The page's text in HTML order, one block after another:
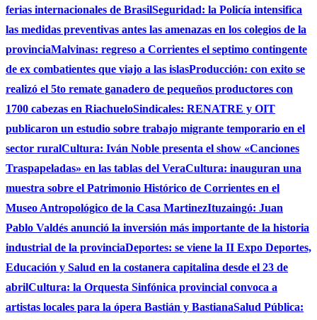
ferias internacionales de BrasilSeguridad: la Policía intensifica
las medidas preventivas antes las amenazas en los colegios de la
provinciaMalvinas: regreso a Corrientes el septimo contingente
de ex combatientes que viajo a las islasProducción: con exito se
realizó el 5to remate ganadero de pequeños productores con
1700 cabezas en RiachueloSindicales: RENATRE y OIT
publicaron un estudio sobre trabajo migrante temporario en el
sector ruralCultura: Iván Noble presenta el show «Canciones
Traspapeladas» en las tablas del VeraCultura: inauguran una
muestra sobre el Patrimonio Histórico de Corrientes en el
Museo Antropológico de la Casa MartinezItuzaingó: Juan
Pablo Valdés anunció la inversión más importante de la historia
industrial de la provinciaDeportes: se viene la II Expo Deportes,
Educación y Salud en la costanera capitalina desde el 23 de
abrilCultura: la Orquesta Sinfónica provincial convoca a
artistas locales para la ópera Bastián y BastianaSalud Pública: